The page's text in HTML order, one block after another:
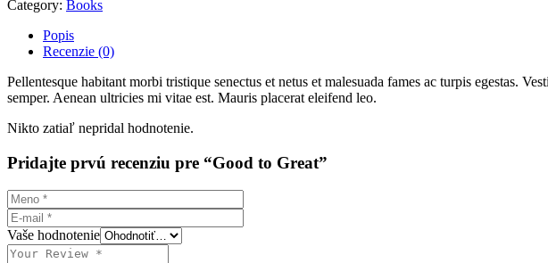
Category: Books
Popis
Recenzie (0)
Pellentesque habitant morbi tristique senectus et netus et malesuada fames ac turpis egestas.
semper. Aenean ultricies mi vitae est. Mauris placerat eleifend leo.
Nikto zatiaľ nepridal hodnotenie.
Pridajte prvú recenziu pre “Good to Great”
Vaše hodnotenie